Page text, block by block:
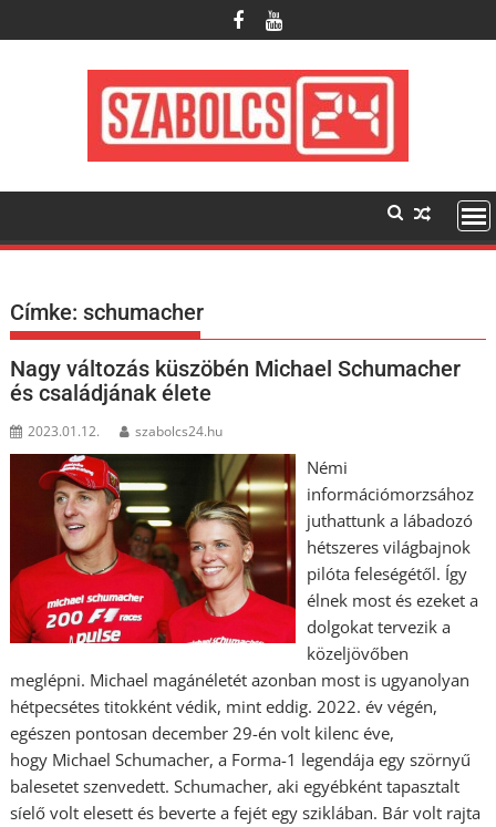
to
Címke:schumacher
Nagy változás küszöbén Michael Schumacher
és családjának élete
2023.01.12. szabolcs24.hu
Némi
információmorzsához
juthattunk a lábadozó
hétszeres világbajnok
pilóta feleségétől. Így
élnek most és ezeket a
dolgokat tervezik a
közeljövőben
meglépni. Michael magánéletét azonban most is ugyanolyan
hétpecsétes titokként védik, mint eddig. 2022. év végén,
egészen pontosan december 29-én volt kilenc éve,
hogy Michael Schumacher, a Forma-1 legendája egy szörnyű
balesetet szenvedett. Schumacher, aki egyébként tapasztalt
síelő volt elesett és beverte a fejét egy sziklában. Bár volt rajta